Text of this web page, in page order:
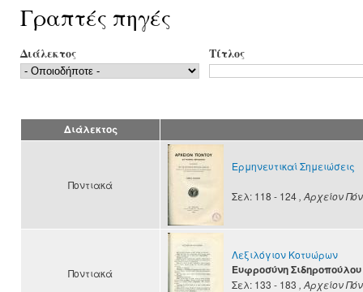
Γραπτές πηγές
Διάλεκτος Τίτλος
Διάλεκτος
Ποντιακά
Ερμηνευτικαί Σημειώσεις
Σελ: 118 - 124 , Αρχείον
Ποντιακά
Λεξιλόγιον Κοτυώρων
Ευφροσύνη Σιδηροπούλου
Σελ: 133 - 183 , Αρχείον